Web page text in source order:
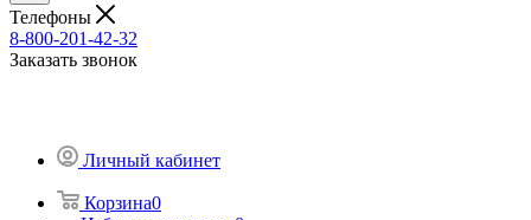
Телефоны
8-800-201-42-32
Заказать звонок
Личный кабинет
Корзина0